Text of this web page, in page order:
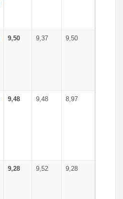
9,50 9,37 9,50
9,48 9,48 8,97
9,28 9,52 9,28